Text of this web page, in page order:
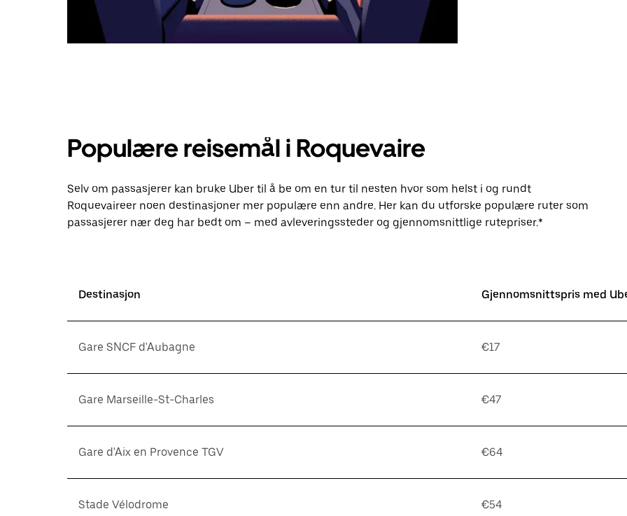
Populære reisemål i Roquevaire
Selv om passasjerer kan bruke Uber til å be om en tur til nesten hvor som helst i og rundt
Roquevaireer noen destinasjoner mer populære enn andre. Her kan du utforske populære ruter som
passasjerer nær deg har bedt om – med avleveringssteder og gjennomsnittlige rutepriser.*
Destinasjon Gjennomsnittspris med
Gare SNCF d'Aubagne €17
Gare Marseille-St-Charles €47
Gare d'Aix en Provence TGV €64
Stade Vélodrome €54